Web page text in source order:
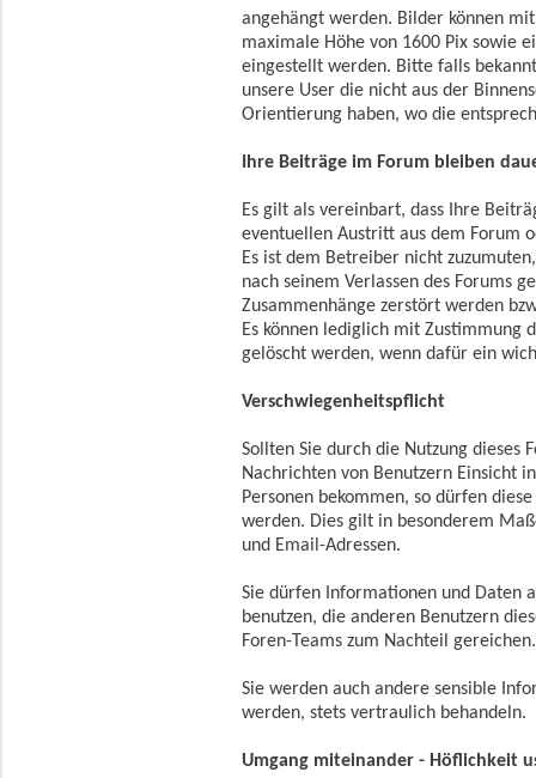
angehängt werden. Bilder können
maximale Höhe von 1600 Pix sowie
eingestellt werden. Bitte falls
unsere User die nicht aus der
Orientierung haben, wo die
Ihre Beiträge im Forum bleiben
Es gilt als vereinbart, dass Ihre
eventuellen Austritt aus dem Forum
Es ist dem Betreiber nicht
nach seinem Verlassen des Forums
Zusammenhänge zerstört werden
Es können lediglich mit Zustimmung
gelöscht werden, wenn dafür ein
Verschwiegenheitspflicht
Sollten Sie durch die Nutzung dieses
Nachrichten von Benutzern Einsicht
Personen bekommen, so dürfen
werden. Dies gilt in besonderem
und Email-Adressen.
Sie dürfen Informationen und Daten
benutzen, die anderen Benutzern
Foren-Teams zum Nachteil gereichen.
Sie werden auch andere sensible
werden, stets vertraulich behandeln.
Umgang miteinander - Höflichkeit